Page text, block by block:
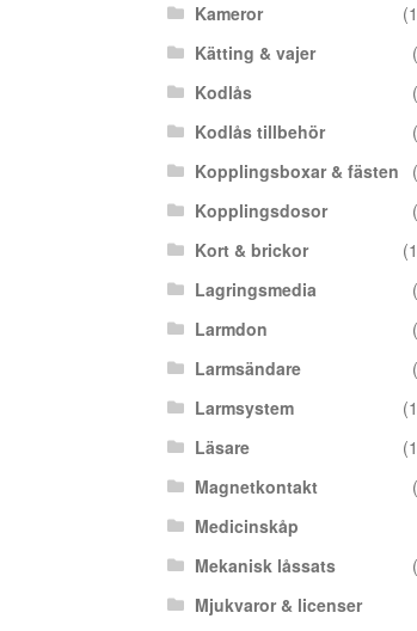
Kameror
Kätting & vajer
Kodlås
Kodlås tillbehör
Kopplingsboxar & fästen
Kopplingsdosor
Kort & brickor
Lagringsmedia
Larmdon
Larmsändare
Larmsystem
Läsare
Magnetkontakt
Medicinskåp
Mekanisk låssats
Mjukvaror & licenser